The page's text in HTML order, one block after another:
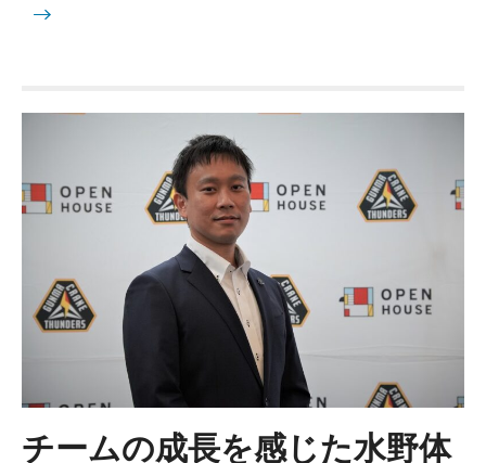
→
チームの成長を感じた水野体